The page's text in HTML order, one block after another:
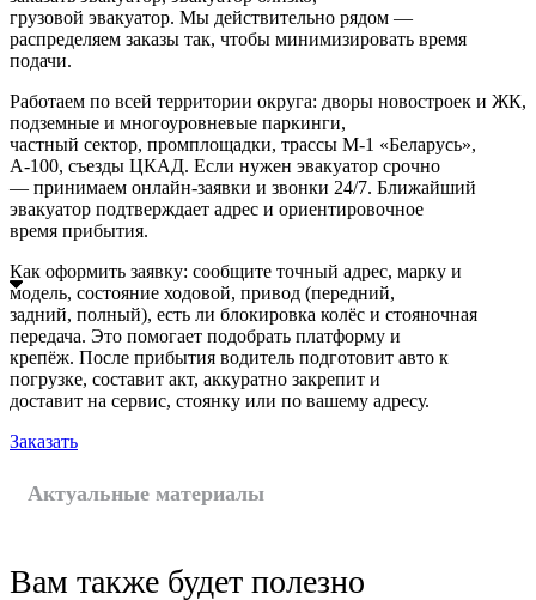
грузовой эвакуатор. Мы действительно рядом —
распределяем заказы так, чтобы минимизировать время
подачи.
Работаем по всей территории округа: дворы новостроек и ЖК,
подземные и многоуровневые паркинги,
частный сектор, промплощадки, трассы М‑1 «Беларусь»,
А‑100, съезды ЦКАД. Если нужен эвакуатор срочно
— принимаем онлайн-заявки и звонки 24/7. Ближайший
эвакуатор подтверждает адрес и ориентировочное
время прибытия.
Как оформить заявку: сообщите точный адрес, марку и
модель, состояние ходовой, привод (передний,
задний, полный), есть ли блокировка колёс и стояночная
передача. Это помогает подобрать платформу и
крепёж. После прибытия водитель подготовит авто к
погрузке, составит акт, аккуратно закрепит и
доставит на сервис, стоянку или по вашему адресу.
Заказать
Актуальные материалы
Вам также будет полезно